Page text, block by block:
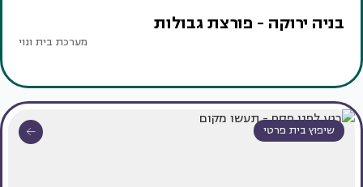
בניה ירוקה - פורצת גבולות
מערכת בית ונוי
שיפוץ בית פרטי